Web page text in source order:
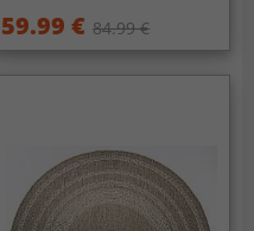
59.99 € 84.99 €